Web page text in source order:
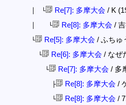
│ └ Re[7]: 多摩大会 / K
│ └ Re[8]: 多摩大会 /
└ Re[5]: 多摩大会 / ふちゅ
└ Re[6]: 多摩大会 / なぜ
└ Re[7]: 多摩大会 / 多
├ Re[8]: 多摩大会 /
└ Re[8]: 多摩大会 /